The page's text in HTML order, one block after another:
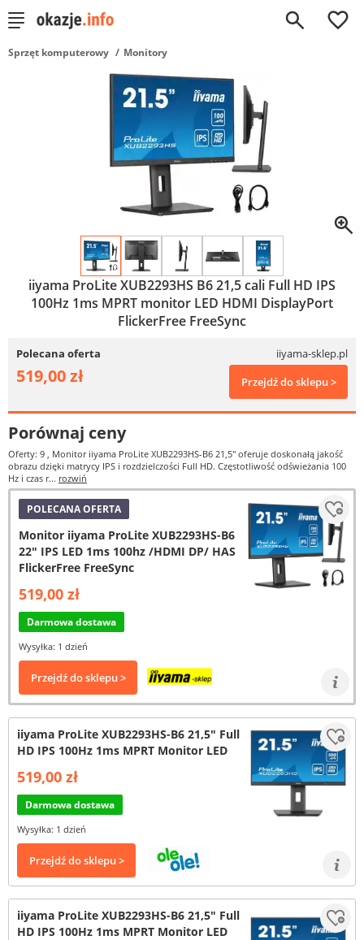
0
Sprzęt komputerowy Monitory
iiyama ProLite XUB2293HS B6 21,5 cali Full HD IPS
100Hz 1ms MPRT monitor LED HDMI DisplayPort
FlickerFree FreeSync
Polecana oferta iiyama-sklep.pl
519,00 zł Przejdź do sklepu >
Porównaj ceny
Oferty: 9 , Monitor iiyama ProLite XUB2293HS-B6 21,5" oferuje doskonałą jakość
obrazu dzięki matrycy IPS i rozdzielczości Full HD. Częstotliwość odświeżania 100
Hz i czas r... rozwiń
POLECANA OFERTA
Monitor iiyama ProLite XUB2293HS-B6
22" IPS LED 1ms 100hz /HDMI DP/ HAS
FlickerFree FreeSync
519,00 zł
Darmowa dostawa
Wysyłka: 1 dzień
Przejdź do sklepu >
iiyama ProLite XUB2293HS-B6 21,5" Full
HD IPS 100Hz 1ms MPRT Monitor LED
519,00 zł
Darmowa dostawa
Wysyłka: 1 dzień
Przejdź do sklepu >
iiyama ProLite XUB2293HS-B6 21,5" Full
HD IPS 100Hz 1ms MPRT Monitor LED